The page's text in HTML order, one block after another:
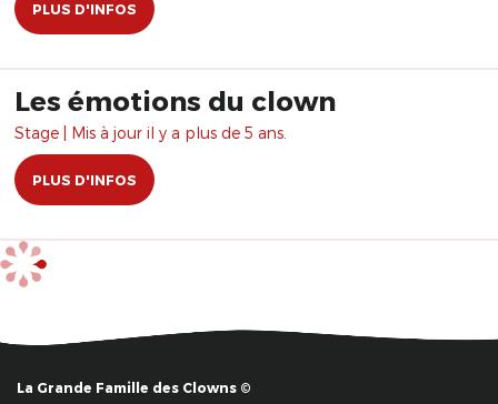
PLUS D'INFOS
Les émotions du clown
Stage | Mis à jour il y a plus de 5 ans.
PLUS D'INFOS
La Grande Famille des Clowns ©